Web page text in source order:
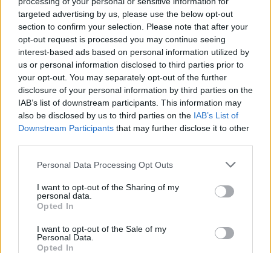
targeted advertising by us, please use the below opt-out
section to confirm your selection. Please note that after your
opt-out request is processed you may continue seeing
interest-based ads based on personal information utilized by
us or personal information disclosed to third parties prior to
your opt-out. You may separately opt-out of the further
disclosure of your personal information by third parties on the
IAB’s list of downstream participants. This information may
also be disclosed by us to third parties on the IAB’s List of
Downstream Participants that may further disclose it to other
Personal Data Processing Opt Outs
I want to opt-out of the Sharing of my
personal data.
Opted In
I want to opt-out of the Sale of my
Personal Data.
Opted In
Törölt felhasználó
2014. 07. 31. 15:24
Előzmény:#18Stiv
lecsó shortot kiütik ))))))))))))))
0 1 Válasz erre
-bubu-
2014. 07. 31. 15:27
Előzmény:#16 Törölt felhasználó
jó az egész de a válasz a kérdésedre a 20 dik perctől benne van :)
0 Válasz erre
1 2 3